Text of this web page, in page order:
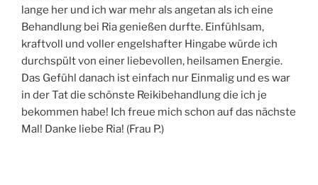
lange her und ich war mehr als angetan als ich eine
Behandlung bei Ria genießen durfte. Einfühlsam,
kraftvoll und voller engelshafter Hingabe würde ich
durchspült von einer liebevollen, heilsamen Energie.
Das Gefühl danach ist einfach nur Einmalig und es war
in der Tat die schönste Reikibehandlung die ich je
bekommen habe! Ich freue mich schon auf das nächste
Mal! Danke liebe Ria! (Frau P.)